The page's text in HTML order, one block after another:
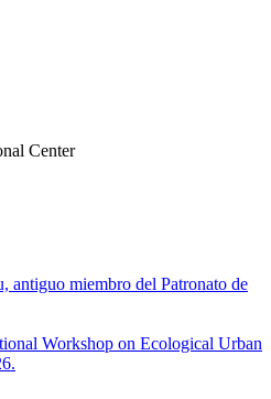
Center
antiguo miembro del Patronato de
Workshop on Ecological Urban